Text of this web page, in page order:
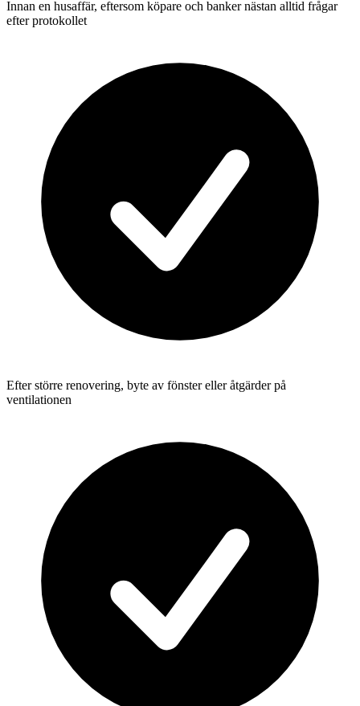
Innan en husaffär, eftersom köpare och banker nästan alltid frågar
efter protokollet
Efter större renovering, byte av fönster eller åtgärder på
ventilationen